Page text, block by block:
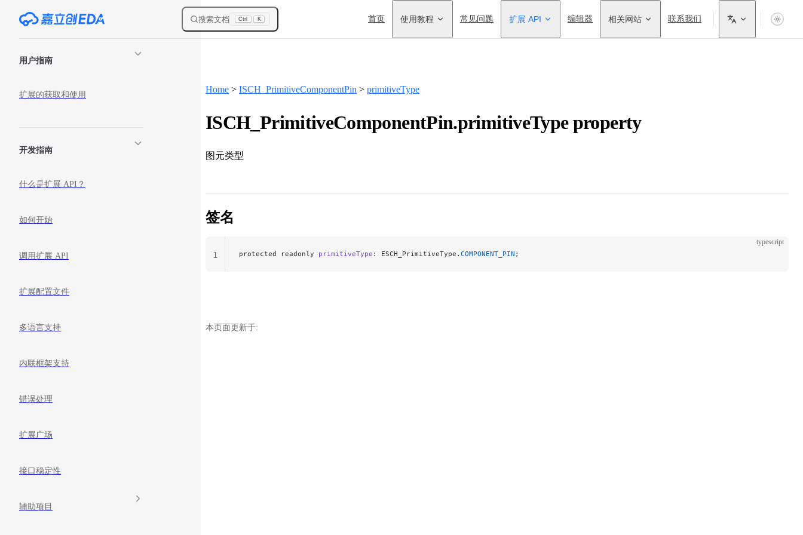
Skip to content 搜索文档 Ctrl K
Main Navigation
首页 使用教程 常见问题 扩展 API 编辑器 相关网站 联系我们
用户指南
扩展的获取和使用
开发指南
什么是扩展 API？
如何开始
调用扩展 API
扩展配置文件
多语言支持
内联框架支持
错误处理
扩展广场
接口稳定性
辅助项目
Home > ISCH_PrimitiveComponentPin > primitiveType
ISCH_PrimitiveComponentPin.primitiveType property
图元类型
签名
typescript
protected readonly primitiveType : ESCH_PrimitiveType. COMPONENT_PIN ;
1
本页面更新于: